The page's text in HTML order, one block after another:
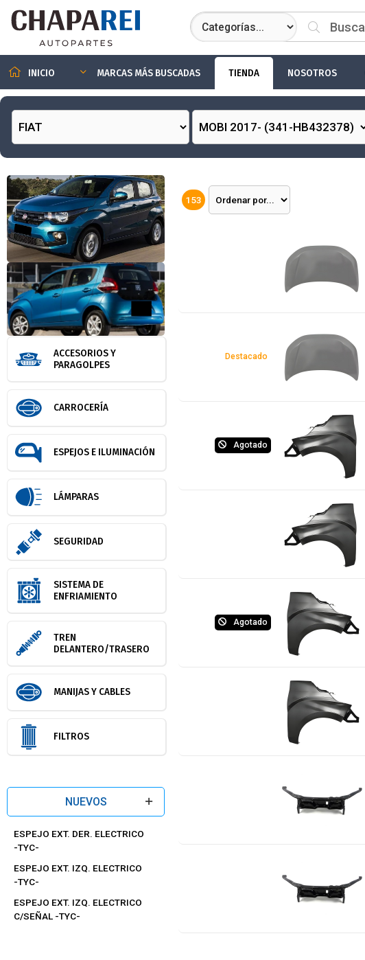
INICIO MARCAS MÁS BUSCADAS TIENDA NOSOTROS
ACCESORIOS Y
PARAGOLPES
CARROCERÍA
ESPEJOS E ILUMINACIÓN
LÁMPARAS
SEGURIDAD
SISTEMA DE
ENFRIAMIENTO
TREN
DELANTERO/TRASERO
MANIJAS Y CABLES
FILTROS
NUEVOS
ESPEJO EXT. DER. ELECTRICO
-TYC-
ESPEJO EXT. IZQ. ELECTRICO
-TYC-
ESPEJO EXT. IZQ. ELECTRICO
C/SEÑAL -TYC-
153
Destacado
Agotado
Agotado